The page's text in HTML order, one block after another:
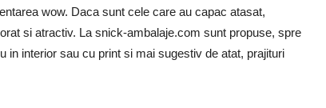
wow. Daca sunt cele care au capac atasat,
si atractiv. La snick-ambalaje.com sunt propuse, spre
in interior sau cu print si mai sugestiv de atat, prajituri